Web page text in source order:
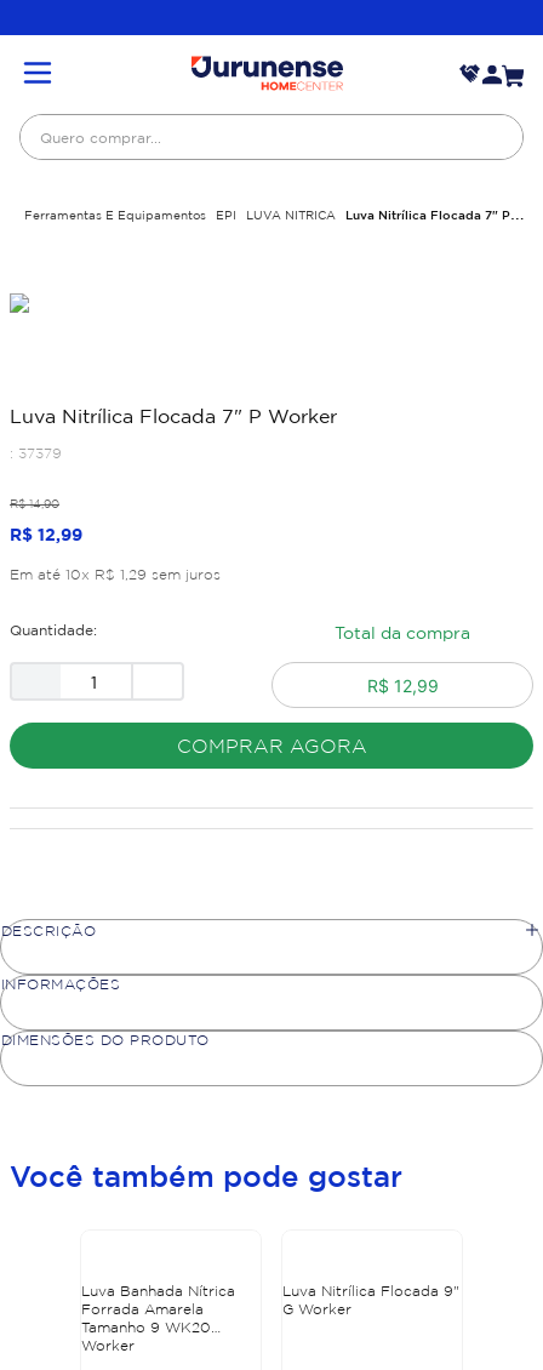
Quero comprar...
Ferramentas E Equipamentos EPI LUVA NITRICA Luva Nitrílica Flocada 7" P
Luva Nitrílica Flocada 7" P Worker
: 37379
R$ 14,90
R$ 12,99
Em até 10x R$ 1 29 sem juros
Quantidade: Total da compra
R$ 12,99
COMPRAR AGORA
DESCRIÇÃO
INFORMAÇÕES
DIMENSÕES DO PRODUTO
Você também pode gostar
Luva Banhada Nítrica
Forrada Amarela
Tamanho 9 WK20
Worker
Luva Nitrílica Flocada 9"
G Worker